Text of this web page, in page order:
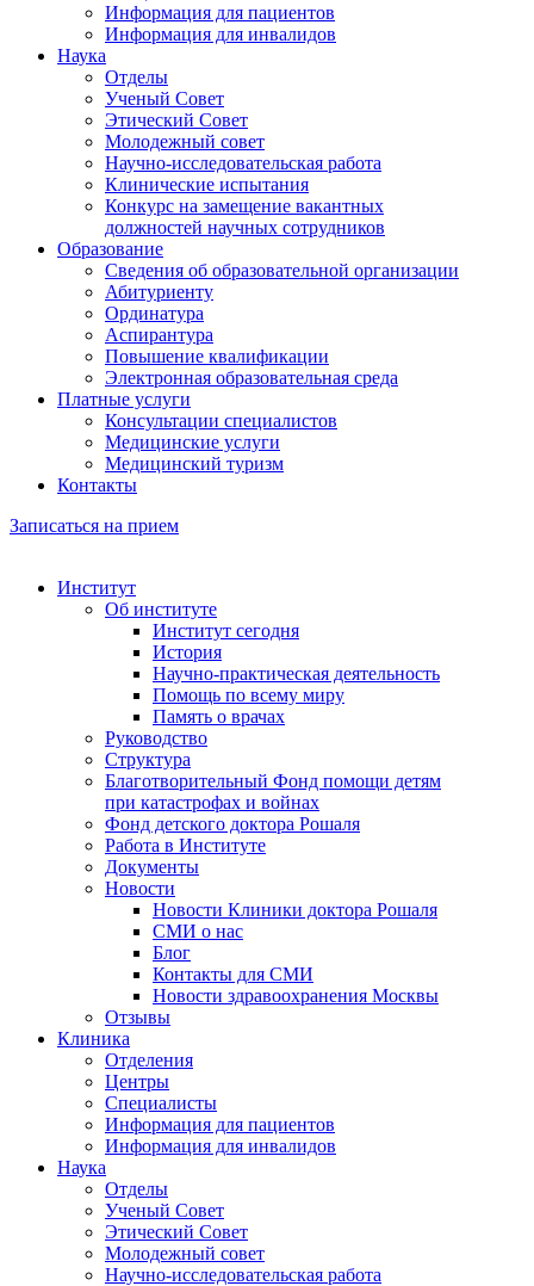
Информация для пациентов
Информация для инвалидов
Наука
Отделы
Ученый Совет
Этический Совет
Молодежный совет
Научно-исследовательская работа
Клинические испытания
Конкурс на замещение вакантных
должностей научных сотрудников
Образование
Сведения об образовательной организации
Абитуриенту
Ординатура
Аспирантура
Повышение квалификации
Электронная образовательная среда
Платные услуги
Консультации специалистов
Медицинские услуги
Медицинский туризм
Контакты
Записаться на прием
Институт
Об институте
Институт сегодня
История
Научно-практическая деятельность
Помощь по всему миру
Память о врачах
Руководство
Структура
Благотворительный Фонд помощи детям
при катастрофах и войнах
Фонд детского доктора Рошаля
Работа в Институте
Документы
Новости
Новости Клиники доктора Рошаля
СМИ о нас
Блог
Контакты для СМИ
Новости здравоохранения Москвы
Отзывы
Клиника
Отделения
Центры
Специалисты
Информация для пациентов
Информация для инвалидов
Наука
Отделы
Ученый Совет
Этический Совет
Молодежный совет
Научно-исследовательская работа